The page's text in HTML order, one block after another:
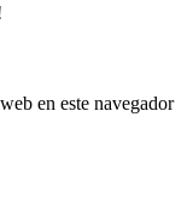
en este navegador